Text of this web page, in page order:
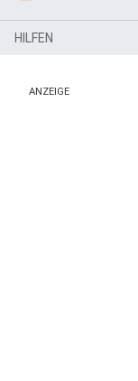
HILFEN
ANZEIGE